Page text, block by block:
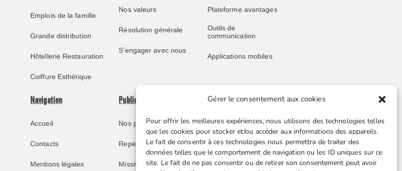
Gérer le consentement aux cookies
Pour offrir les meilleures expériences, nous utilisons des technologies telles
que les cookies pour stocker et/ou accéder aux informations des appareils.
Le fait de consentir à ces technologies nous permettra de traiter des
données telles que le comportement de navigation ou les ID uniques sur ce
site. Le fait de ne pas consentir ou de retirer son consentement peut avoir
Emplois de la famille
Grande distribution
Hôtellerie Restauration
Coiffure Esthétique
Nos valeurs
Résolution générale
S’engager avec nous
Plateforme avantages
Outils de
communication
Applications mobiles
Navigation
Accueil
Contacts
Mentions légales
Publications
Nos publications
Repère juridique
Missive retraités
Liens utiles
Boutique en ligne
Espace Presse
Nos partenaires